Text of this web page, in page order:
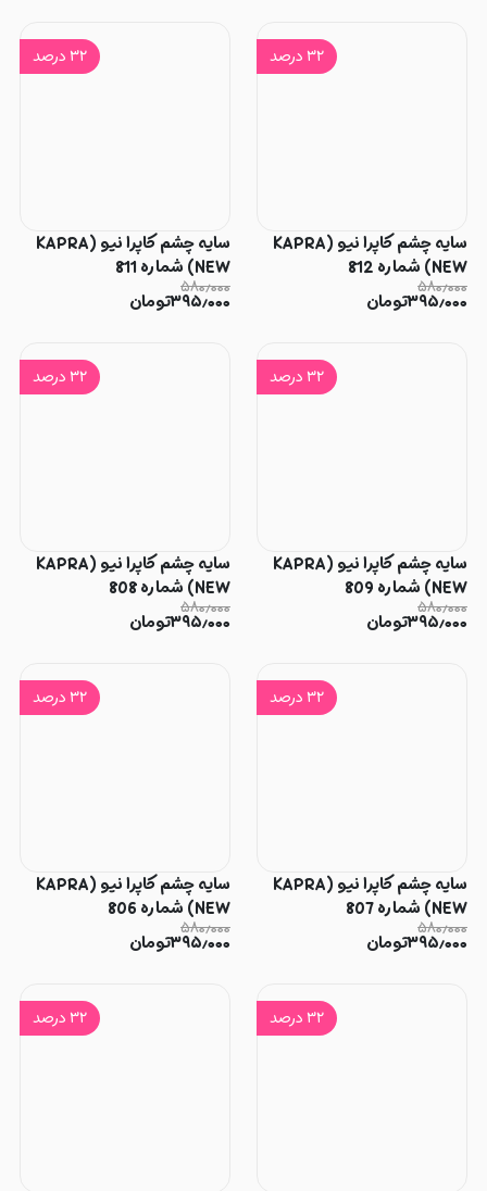
۳۲ درصد
سایه چشم کاپرا نیو (KAPRA
NEW) شماره 812
۵۸۰٫۰۰۰
۳۹۵٫۰۰۰تومان
۳۲ درصد
سایه چشم کاپرا نیو (KAPRA
NEW) شماره 811
۵۸۰٫۰۰۰
۳۹۵٫۰۰۰تومان
۳۲ درصد
سایه چشم کاپرا نیو (KAPRA
NEW) شماره 809
۵۸۰٫۰۰۰
۳۹۵٫۰۰۰تومان
۳۲ درصد
سایه چشم کاپرا نیو (KAPRA
NEW) شماره 808
۵۸۰٫۰۰۰
۳۹۵٫۰۰۰تومان
۳۲ درصد
سایه چشم کاپرا نیو (KAPRA
NEW) شماره 807
۵۸۰٫۰۰۰
۳۹۵٫۰۰۰تومان
۳۲ درصد
سایه چشم کاپرا نیو (KAPRA
NEW) شماره 806
۵۸۰٫۰۰۰
۳۹۵٫۰۰۰تومان
۳۲ درصد ۳۲ درصد